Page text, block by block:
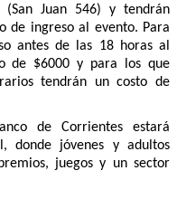
Juan 546) y tendrán
de ingreso al evento. Para
antes de las 18 horas al
de $6000 y para los que
tendrán un costo de
de Corrientes estará
donde jóvenes y adultos
juegos y un sector